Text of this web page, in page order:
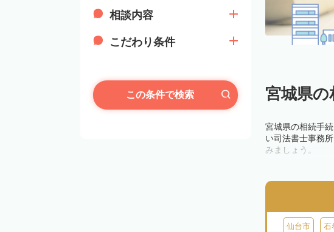
相談内容
こだわり条件
この条件で検索 宮城県
宮城県の相続手
い司法書士事務
みましょう。
仙台市 石